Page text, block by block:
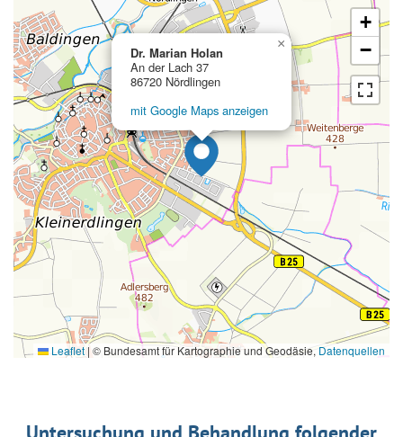
Dr. Marian Holan
An der Lach 37
86720 Nördlingen
mit Google Maps anzeigen
×
+
−
Leaflet | © Bundesamt für Kartographie und Geodäsie, Datenquellen